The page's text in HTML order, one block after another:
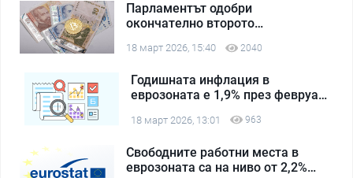
Парламентът одобри
окончателно второто
18 март 2026, 15:40 2040
Годишната инфлация в
еврозоната е 1,9% през февруари
18 март 2026, 13:01 963
Свободните работни места в
еврозоната са на ниво от 2,2%